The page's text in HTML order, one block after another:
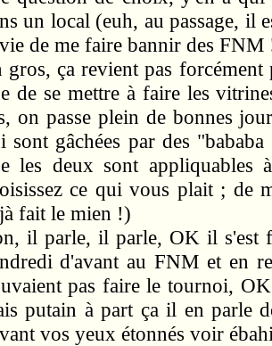
un local (euh, au passage, il
de me faire bannir des
gros, ça revient pas forcément
de se mettre à faire les
on passe plein de bonnes
sont gâchées par des
les deux sont appliquables
ce qui vous plait ; de
fait le mien !)
il parle, il parle, OK il s'est
d'avant au FNM et en
pas faire le tournoi,
putain à part ça il en parle
vos yeux étonnés voir